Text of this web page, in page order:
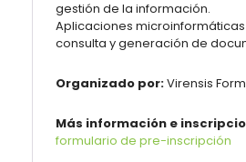
gestión de la información.
Aplicaciones
consulta y generación de
Organizado por:Virensis
Más información e
formulario de pre-inscripción